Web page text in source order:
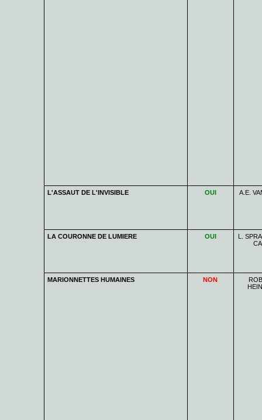
L'ASSAUT DE L'INVISIBLE OUI A.E.
LA COURONNE DE LUMIERE OUI
L.
MARIONNETTES HUMAINES NON